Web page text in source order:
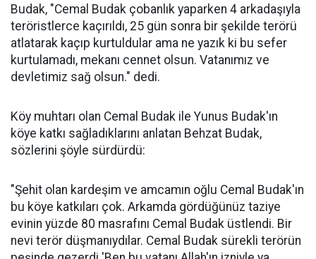
Budak, "Cemal Budak çobanlık yaparken 4 arkadaşıyla
teröristlerce kaçırıldı, 25 gün sonra bir şekilde terörü
atlatarak kaçıp kurtuldular ama ne yazık ki bu sefer
kurtulamadı, mekanı cennet olsun. Vatanımız ve
devletimiz sağ olsun." dedi.
Köy muhtarı olan Cemal Budak ile Yunus Budak'ın
köye katkı sağladıklarını anlatan Behzat Budak,
sözlerini şöyle sürdürdü:
"Şehit olan kardeşim ve amcamın oğlu Cemal Budak'ın
bu köye katkıları çok. Arkamda gördüğünüz taziye
evinin yüzde 80 masrafını Cemal Budak üstlendi. Bir
nevi terör düşmanıydılar. Cemal Budak sürekli terörün